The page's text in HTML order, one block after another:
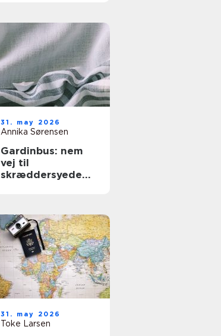
31. may 2026
Annika Sørensen
Gardinbus: nem
vej til
skræddersyede
31. may 2026
Toke Larsen